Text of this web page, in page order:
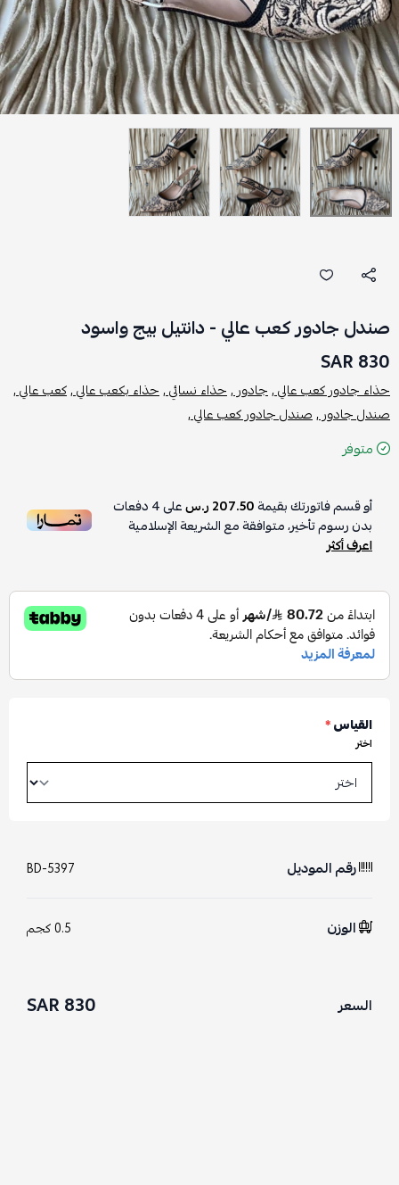
صندل جادور كعب عالي - دانتيل بيج واسود
830 SAR
حذاء جادور كعب عالي ,جادور ,حذاء نسائي ,حذاء بكعب عالي ,كعب عالي ,
صندل جادور ,صندل جادور كعب عالي ,
متوفر
أو قسم فاتورتك بقيمة207.50 ر.س على4دفعات
بدون رسوم تأخير، متوافقة مع الشريعة الإسلامية
اعرف أكثر
القياس*
اختر
رقم الموديل BD-5397
الوزن 0.5 كجم
السعر 830 SAR